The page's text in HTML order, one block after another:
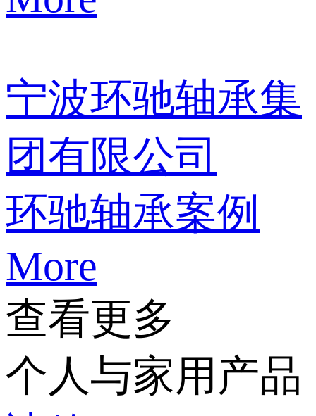
宁波环驰轴承集
团有限公司
环驰轴承案例
More
查看更多
个人与家用产品